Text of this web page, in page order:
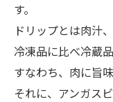
す。
ドリップとは肉汁
冷凍品に比べ冷蔵
すなわち、肉に旨
それに、アンガス